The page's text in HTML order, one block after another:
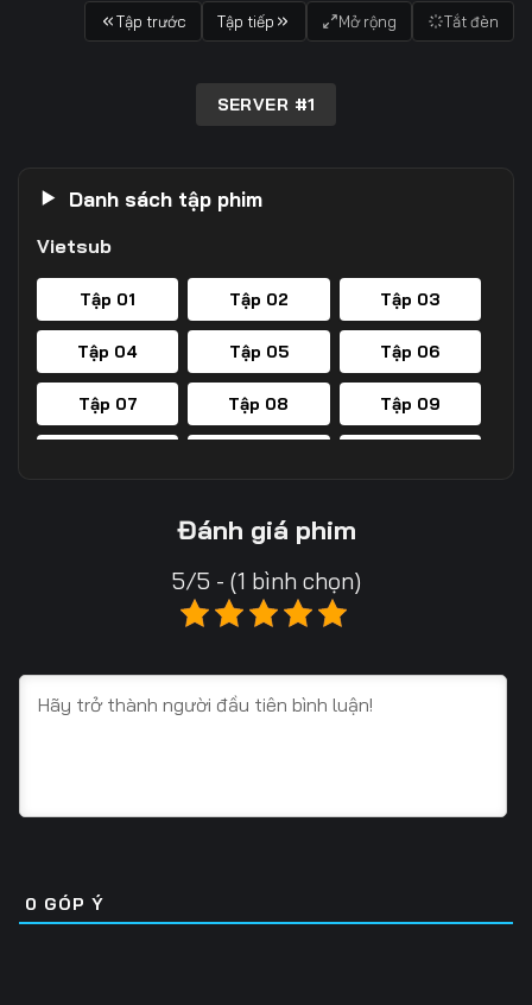
Tập trước Tập tiếp Mở rộng Tắt đèn
SERVER #1
Danh sách tập phim
Vietsub
Tập 01 Tập 02 Tập 03
Tập 04 Tập 05 Tập 06
Tập 07 Tập 08 Tập 09
Tập 20
Tập 25 Tập 26
Tập 31 Tập 32 Tập 33
Tập 37 Tập 38 Tập 39
Đánh giá phim
5/5 - (1 bình chọn)
0 GÓP Ý